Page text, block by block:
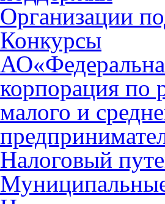
Организации
Конкурсы
корпорация по
малого и
Налоговый